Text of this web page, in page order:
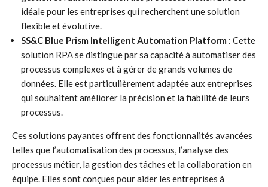
idéale pour les entreprises qui recherchent une solution
flexible et évolutive.
SS&C Blue Prism Intelligent Automation Platform : Cette
solution RPA se distingue par sa capacité à automatiser des
processus complexes et à gérer de grands volumes de
données. Elle est particulièrement adaptée aux entreprises
qui souhaitent améliorer la précision et la fiabilité de leurs
processus.
Ces solutions payantes offrent des fonctionnalités avancées
telles que l’automatisation des processus, l’analyse des
processus métier, la gestion des tâches et la collaboration en
équipe. Elles sont conçues pour aider les entreprises à